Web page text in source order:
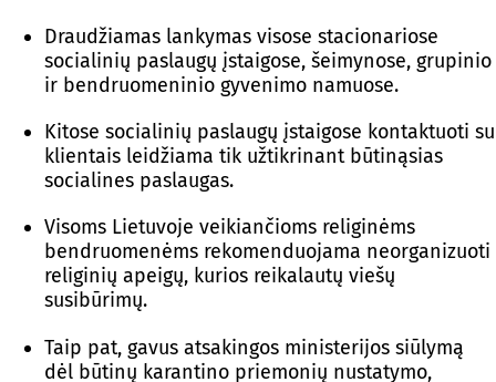
Draudžiamas lankymas visose stacionariose
socialinių paslaugų įstaigose, šeimynose, grupinio
ir bendruomeninio gyvenimo namuose.
Kitose socialinių paslaugų įstaigose kontaktuoti su
klientais leidžiama tik užtikrinant būtinąsias
socialines paslaugas.
Visoms Lietuvoje veikiančioms religinėms
bendruomenėms rekomenduojama neorganizuoti
religinių apeigų, kurios reikalautų viešų
susibūrimų.
Taip pat, gavus atsakingos ministerijos siūlymą
dėl būtinų karantino priemonių nustatymo,